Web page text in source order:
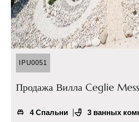
IPU0051
Продажа Вилла Ceglie
4 Спальни 3 ванных